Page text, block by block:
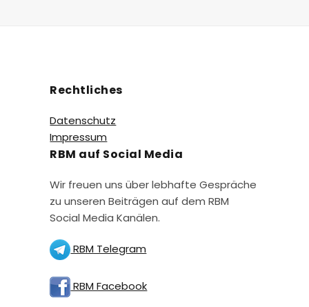
Rechtliches
Datenschutz
Impressum
RBM auf Social Media
Wir freuen uns über lebhafte Gespräche
zu unseren Beiträgen auf dem RBM
Social Media Kanälen.
RBM Telegram
RBM Facebook